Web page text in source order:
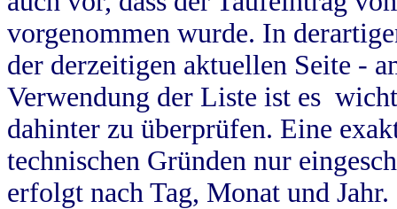
vorgenommen wurde. In
der derzeitigen aktuellen Seite -
Verwendung der Liste ist es
dahinter zu überprüfen. Eine
technischen Gründen nur
erfolgt nach Tag, Monat und Jahr.